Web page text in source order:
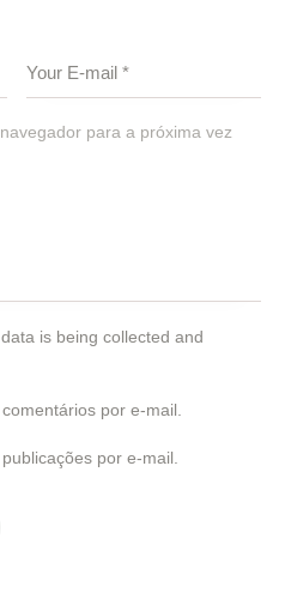
para a próxima vez
is being collected and
por e-mail.
por e-mail.